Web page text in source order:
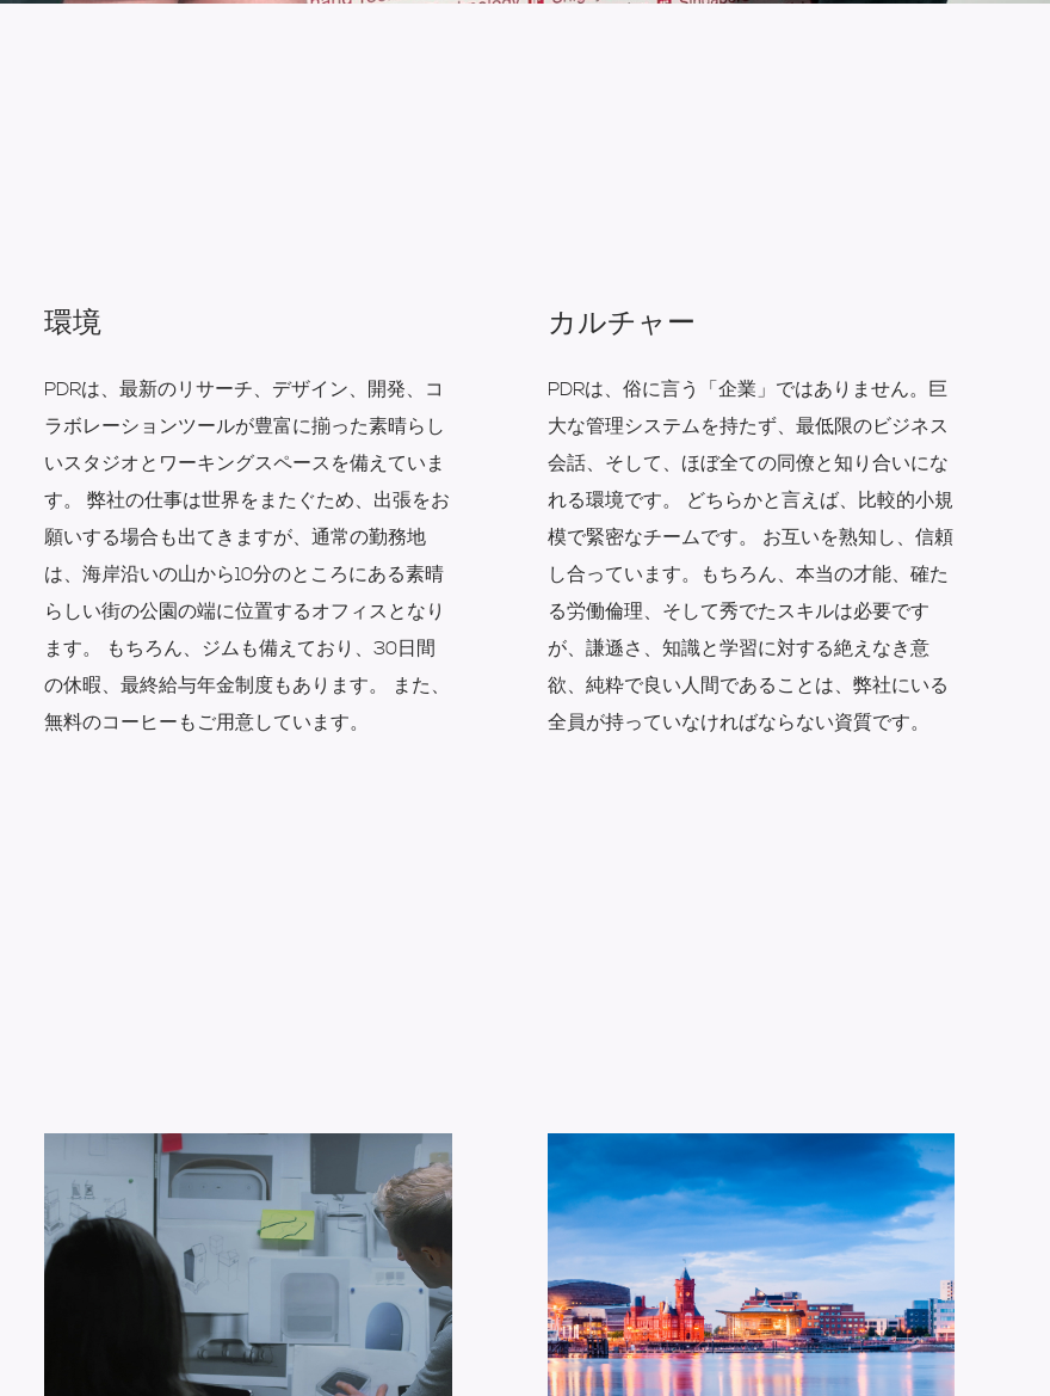
環境
PDRは、最新のリサーチ、デザイン、開発、コ
ラボレーションツールが豊富に揃った素晴らし
いスタジオとワーキングスペースを備えていま
す。 弊社の仕事は世界をまたぐため、出張をお
願いする場合も出てきますが、通常の勤務地
は、海岸沿いの山から10分のところにある素晴
らしい街の公園の端に位置するオフィスとなり
ます。 もちろん、ジムも備えており、30日間
の休暇、最終給与年金制度もあります。 また、
無料のコーヒーもご用意しています。
カルチャー
PDRは、俗に言う「企業」ではありません。巨
大な管理システムを持たず、最低限のビジネス
会話、そして、ほぼ全ての同僚と知り合いにな
れる環境です。 どちらかと言えば、比較的小規
模で緊密なチームです。 お互いを熟知し、信頼
し合っています。もちろん、本当の才能、確た
る労働倫理、そして秀でたスキルは必要です
が、謙遜さ、知識と学習に対する絶えなき意
欲、純粋で良い人間であることは、弊社にいる
全員が持っていなければならない資質です。